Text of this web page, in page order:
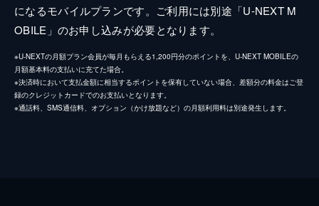
になるモバイルプランです。ご利用には別途「U-NEXT M
OBILE」のお申し込みが必要となります。
※U-NEXTの月額プラン会員が毎月もらえる1,200円分のポイントを、U-NEXT MOBILEの
月額基本料の支払いに充てた場合。
※決済時において支払金額に相当するポイントを保有していない場合、差額分の料金はご登
録のクレジットカードでのお支払いとなります。
※通話料、SMS通信料、オプション（かけ放題など）の月額利用料は別途発生します。